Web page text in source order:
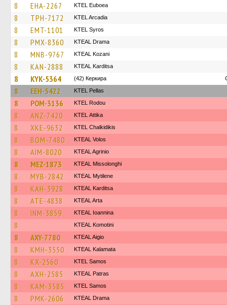
8 EHA-2267 ΚΤΕL Euboea
8 TPH-7172 KTEL Arcadia
8 EMT-1101 KTEL Syros
8 PMX-8360 KTEAL Drama
8 MNB-9767 KTEAL Kozani
8 KAN-2888 KTEAL Karditsa
8 KYK-5364 (42) Керкира
8 EEH-5422 KTEL Pellas
8 POM-3136 ΚΤΕL Rodou
8 ANZ-7420 KΤΕL Αttika
8 XKE-9632 ΚΤΕL Chalkidikis
8 BOM-7480 KTEAL Volos
8 AIM-8020 KTEAL Agrinio
8 MEZ-1873 KTEAL Missolonghi
8 MYB-2842 KTEAL Mytilene
8 KAH-3928 KTEAL Karditsa
8 ATE-4838 KTEAL Arta
8 INM-3859 KTEAL Ioannina
8 KTEAL Komotini
8 AXY-7780 KTEAL Aigio
8 KMH-3550 KTEAL Kalamata
8 KX-2560 KTEL Samos
8 AXH-2585 KTEAL Patras
8 KAM-3585 KTEL Samos
8 PMK-2606 KTEAL Drama